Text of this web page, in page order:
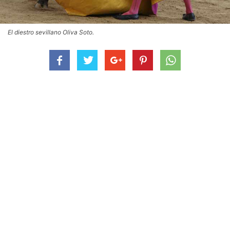
El diestro sevillano Oliva Soto.